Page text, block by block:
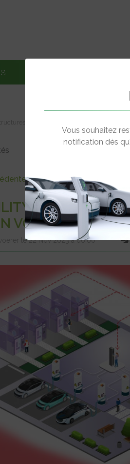
VEUT
VOURITY
le 22 Nov 2023 à 06:00
Vous souhaitez
notification dès